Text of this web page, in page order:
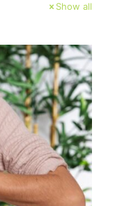
Show all